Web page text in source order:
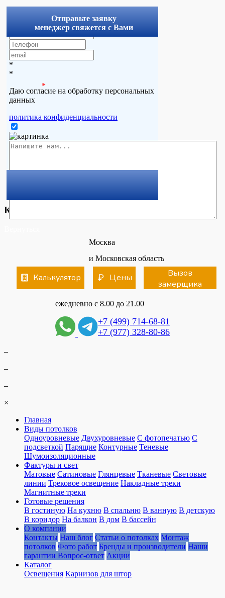
Отправьте заявку
менеджер свяжется с Вами
*
*
*
Даю согласие на обработку персональных
данных
политика конфиденциальности
Комментарии
Москва
и Московская область
Калькулятор Цены
Вызов
замерщика
ежедневно с 8.00 до 21.00
+7 (499) 714-68-81
+7 (977) 328-80-86
–
–
–
×
Главная
Виды потолков
Одноуровневые Двухуровневые С фотопечатью С
подсветкой Парящие Контурные Теневые
Шумоизоляционные
Фактуры и свет
Матовые Сатиновые Глянцевые Тканевые Световые
линии Трековое освещение Накладные треки
Магнитные треки
Готовые решения
В гостиную На кухню В спальню В ванную В детскую
В коридор На балкон В дом В бассейн
О компании
Контакты Наш блог Статьи о потолках Монтаж
потолков Фото работ Бренды и производители Наши
гарантии Вопрос-ответ Акции
Каталог
Освещения Карнизов для штор